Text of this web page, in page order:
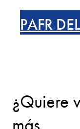
PAFR
¿Quiere